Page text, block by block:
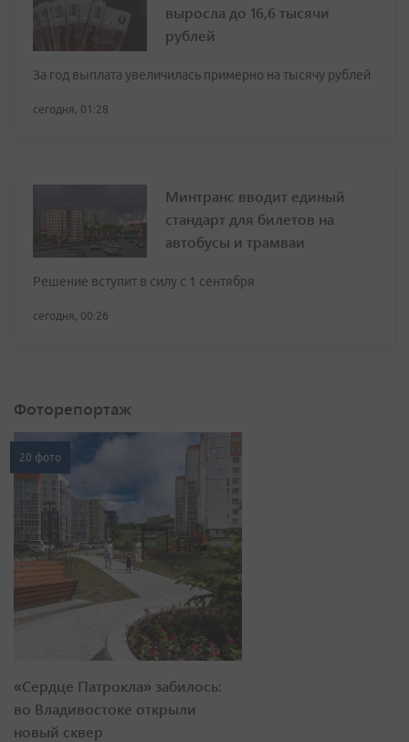
выросла до 16,6 тысячи
рублей
За год выплата увеличилась примерно на тысячу рублей
сегодня, 01:28
Минтранс вводит единый
стандарт для билетов на
автобусы и трамваи
Решение вступит в силу с 1 сентября
сегодня, 00:26
Фоторепортаж
20 фото
«Сердце Патрокла» забилось:
во Владивостоке открыли
новый сквер